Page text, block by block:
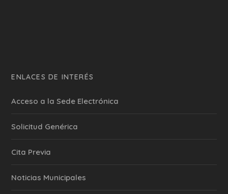
ENLACES DE INTERÉS
Acceso a la Sede Electrónica
Solicitud Genérica
Cita Previa
‎Noticias Municipales